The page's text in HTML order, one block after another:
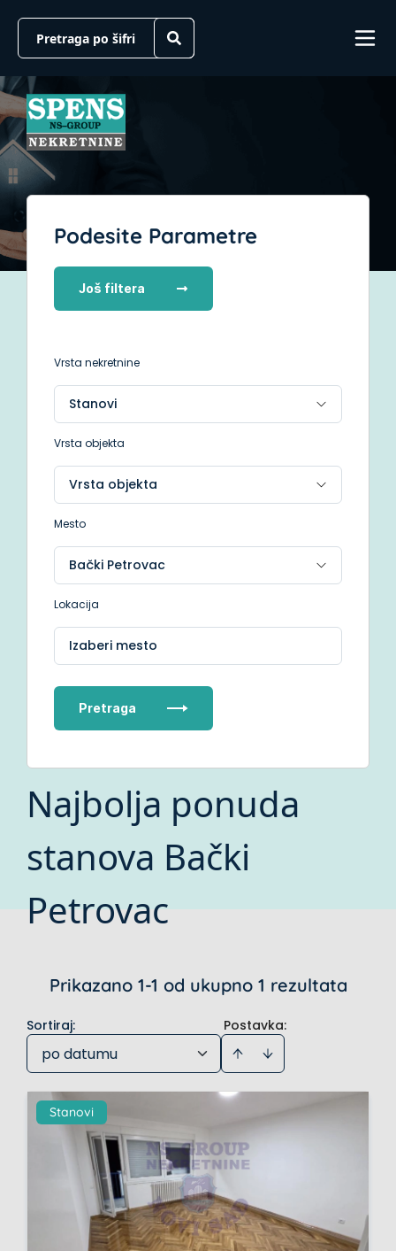
Podesite Parametre
Još filtera
Vrsta nekretnine
Vrsta objekta
Mesto
Lokacija
Izaberi mesto
Pretraga
Najbolja ponuda
stanova Bački
Petrovac
Prikazano 1-1 od ukupno 1 rezultata
Postavka:
Sortiraj:
po datumu
Stanovi